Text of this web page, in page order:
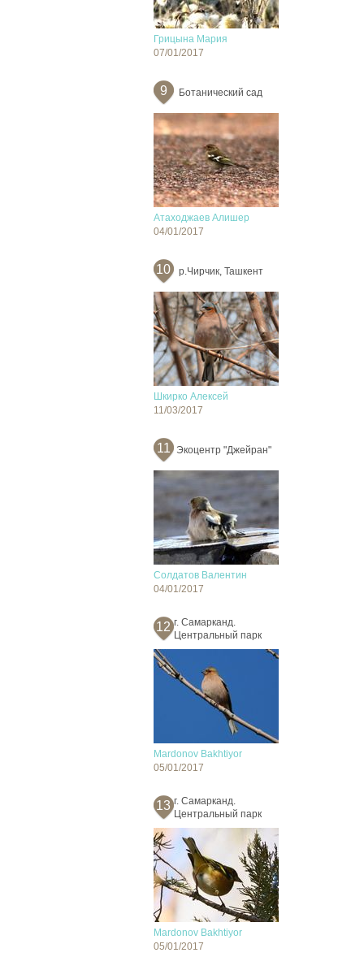
Грицына Мария
07/01/2017
9 Ботанический сад
Атаходжаев Алишер
04/01/2017
10 р.Чирчик, Ташкент
Шкирко Алексей
11/03/2017
11 Экоцентр "Джейран"
Солдатов Валентин
04/01/2017
12 г. Самарканд.
Центральный парк
Mardonov Bakhtiyor
05/01/2017
13 г. Самарканд.
Центральный парк
Mardonov Bakhtiyor
05/01/2017